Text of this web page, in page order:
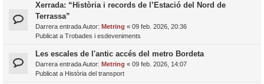
Xerrada: “Història i records de l’Estació del Nord de
Terrassa”
Darrera entrada Autor: Metring « 09 feb. 2026, 20:36
Publicat a Trobades i esdeveniments
Les escales de l'antic accés del metro Bordeta
Darrera entrada Autor: Metring « 09 feb. 2026, 14:07
Publicat a Història del transport